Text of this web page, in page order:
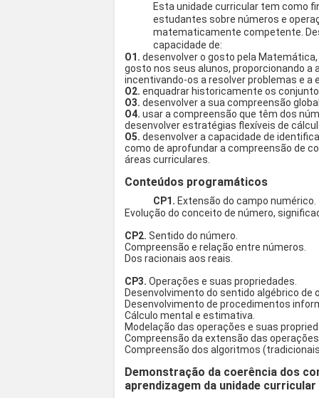
Esta unidade curricular tem como
estudantes sobre números e
matematicamente competente.
capacidade de:
O1. desenvolver o gosto pela
gosto nos seus alunos, proporcionando
incentivando-os a resolver problemas e a
O2.enquadrar historicamente os
O3.desenvolver a sua compreensão
O4.usar a compreensão que têm dos
desenvolver estratégias flexíveis de
O5.desenvolver a capacidade de
como de aprofundar a compreensão de
áreas curriculares.
Conteúdos programáticos
CP1. Extensão do campo numérico.
Evolução do conceito de número,
CP2. Sentido do número.
Compreensão e relação entre números.
Dos racionais aos reais.
CP3. Operações e suas propriedades.
Desenvolvimento do sentido algébrico de
Desenvolvimento de procedimentos
Cálculo mental e estimativa.
Modelação das operações e suas
Compreensão da extensão das
Compreensão dos algoritmos
Demonstração da coerência dos
aprendizagem da unidade curricular